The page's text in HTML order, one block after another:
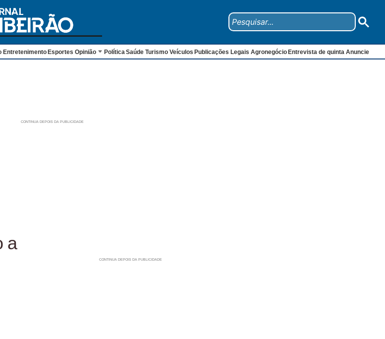
Entretenimento Esportes Opinião PolíticaSaúde Turismo Veículos Publicações Legais Agronegócio Entrevista de quinta Anuncie
a